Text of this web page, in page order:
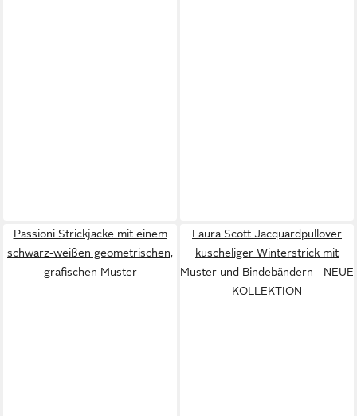
Passioni Strickjacke mit einem
schwarz-weißen geometrischen,
grafischen Muster
Laura Scott Jacquardpullover
kuscheliger Winterstrick mit
Muster und Bindebändern - NEUE
KOLLEKTION